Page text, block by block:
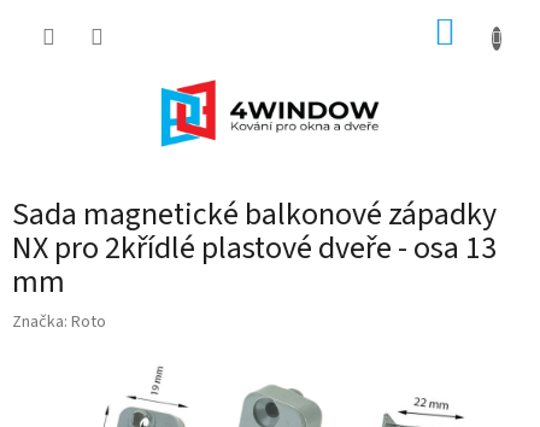
Sada magnetické balkonové západky
NX pro 2křídlé plastové dveře - osa 13
mm
Značka: Roto